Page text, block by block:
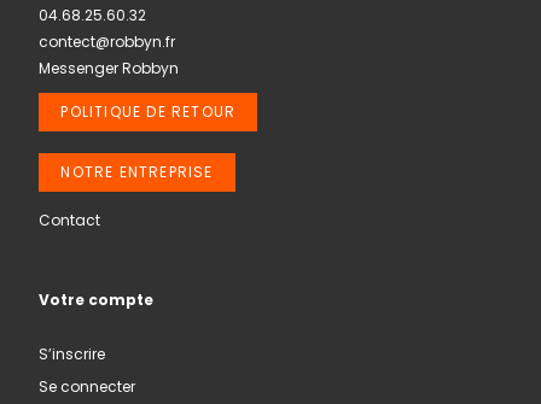
04.68.25.60.32
contect@robbyn.fr
Messenger Robbyn
POLITIQUE DE RETOUR
NOTRE ENTREPRISE
Contact
Votre compte
S’inscrire
Se connecter